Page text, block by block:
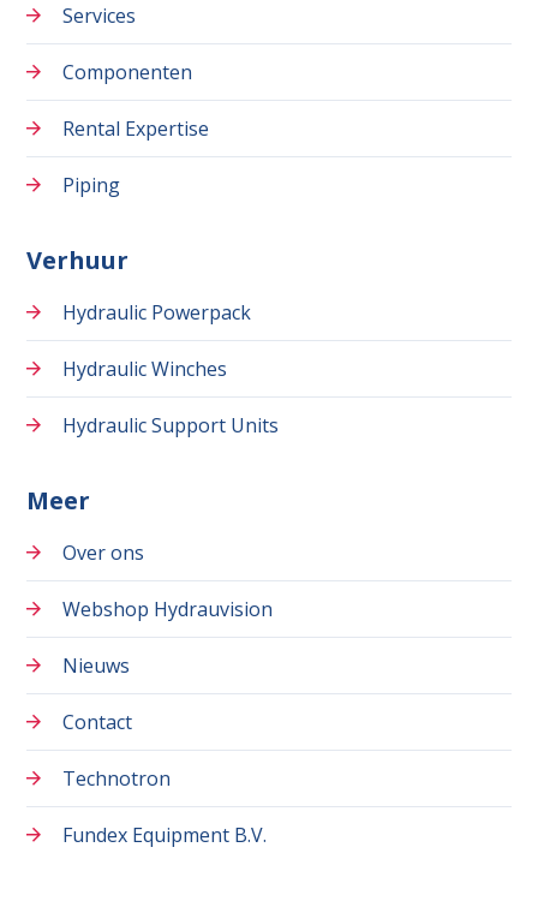
Services
Componenten
Rental Expertise
Piping
Verhuur
Hydraulic Powerpack
Hydraulic Winches
Hydraulic Support Units
Meer
Over ons
Webshop Hydrauvision
Nieuws
Contact
Technotron
Fundex Equipment B.V.